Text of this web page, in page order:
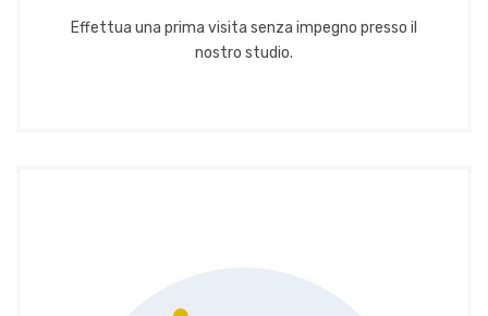
Effettua una prima visita senza impegno presso il
nostro studio.